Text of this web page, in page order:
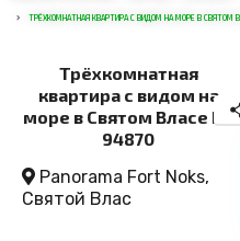
ТРЁХКОМНАТНАЯ КВАРТИРА С ВИДОМ НА МОРЕ В СВЯТОМ
Трёхкомнатная
квартира с видом на
море в Святом Власе ID:
94870
Panorama Fort Noks,
Святой Влас